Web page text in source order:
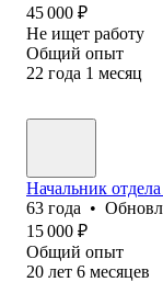
45 000 ₽
Не ищет работу
Общий опыт
22 года 1 месяц
Начальник
63 года •
15 000 ₽
Общий опыт
20 лет 6 месяцев